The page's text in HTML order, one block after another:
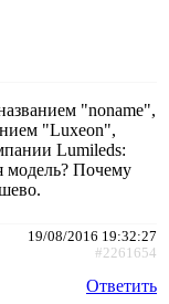
"noname",
"Luxeon",
Lumileds:
модель? Почему
19/08/2016 19:32:27
#2261654
Ответить